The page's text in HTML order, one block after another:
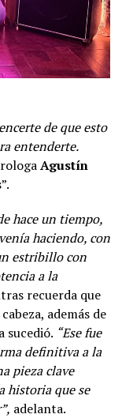
de que esto
entenderte.
Agustín
hace un tiempo,
haciendo, con
estribillo con
a la
recuerda que
además de
sucedió. “Ese fue
definitiva a la
pieza clave
historia que se
adelanta.